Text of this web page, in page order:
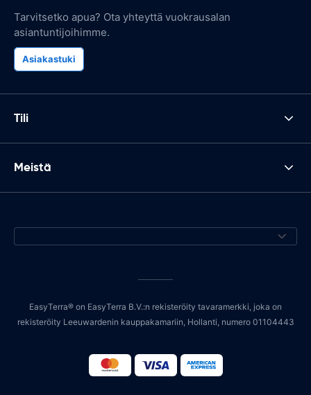
Tarvitsetko apua? Ota yhteyttä vuokrausalan
asiantuntijoihimme.
Asiakastuki
Tili
Meistä
EasyTerra® on EasyTerra B.V.:n rekisteröity tavaramerkki, joka on
rekisteröity Leeuwardenin kauppakamariin, Hollanti, numero 01104443